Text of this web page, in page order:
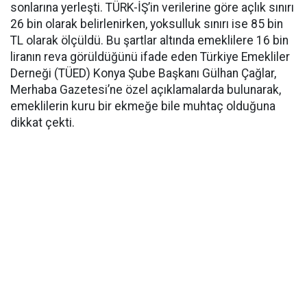
sonlarına yerleşti. TÜRK-İŞ’in verilerine göre açlık sınırı
26 bin olarak belirlenirken, yoksulluk sınırı ise 85 bin
TL olarak ölçüldü. Bu şartlar altında emeklilere 16 bin
liranın reva görüldüğünü ifade eden Türkiye Emekliler
Derneği (TÜED) Konya Şube Başkanı Gülhan Çağlar,
Merhaba Gazetesi’ne özel açıklamalarda bulunarak,
emeklilerin kuru bir ekmeğe bile muhtaç olduğuna
dikkat çekti.